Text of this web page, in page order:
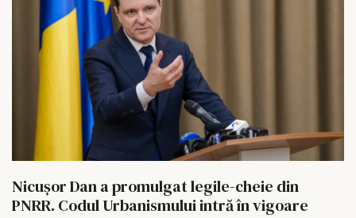
Nicușor Dan a promulgat legile-cheie din
PNRR. Codul Urbanismului intră în vigoare